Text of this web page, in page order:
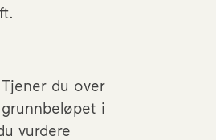
Tjener du over
i
vurdere